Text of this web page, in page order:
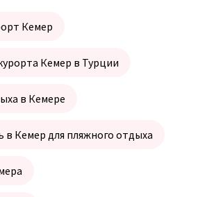
Кемер
Кемер в Турции
в Кемере
в Кемер для пляжного отдыха